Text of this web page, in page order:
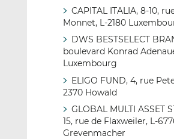
CAPITAL ITALIA, 8-10,
Monnet, L-2180
DWS BESTSELECT
boulevard Konrad
Luxembourg
ELIGO FUND, 4, rue
2370 Howald
GLOBAL MULTI ASSET
15, rue de Flaxweiler, L-
Grevenmacher